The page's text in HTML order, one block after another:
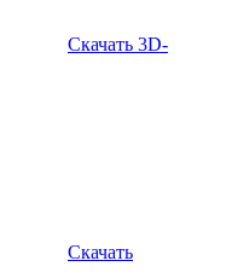
Скачать 3D-
Скачать